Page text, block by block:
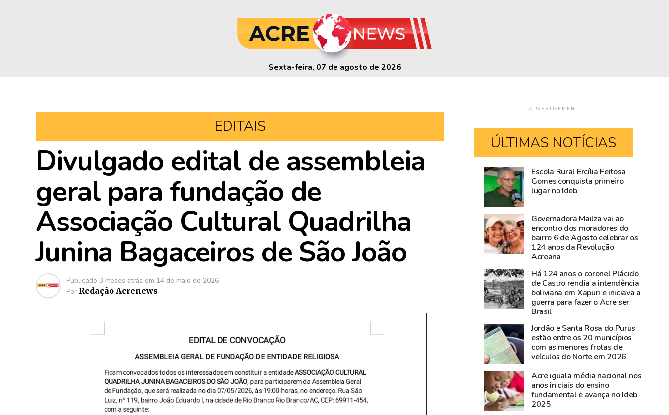
Sexta-feira, 07 de agosto de 2026
EDITAIS
Divulgado edital de assembleia
geral para fundação de
Associação Cultural Quadrilha
Junina Bagaceiros de São João
Publicado 3 meses atrás em 14 de maio de 2026
Por Redação Acrenews
ADVERTISEMENT
ÚLTIMAS NOTÍCIAS
Após
articulação
do
Estado,
documentos
históricos
de
de
Castro
são
resgatados
em
São
Gabriel,
no
Rio
Grande
do
Sul
Casamento
coletivo
será
realizado
nesta
sexta-
feira,
Expoacre
Escola Rural Ercília Feitosa
Gomes conquista primeiro
lugar no Ideb
Governadora Mailza vai ao
encontro dos moradores do
bairro 6 de Agosto celebrar os
124 anos da Revolução
Acreana
Há 124 anos o coronel Plácido
de Castro rendia a intendência
boliviana em Xapuri e iniciava a
guerra para fazer o Acre ser
Brasil
Jordão e Santa Rosa do Purus
estão entre os 20 municípios
com as menores frotas de
veículos do Norte em 2026
Acre iguala média nacional nos
anos iniciais do ensino
fundamental e avança no Ideb
2025